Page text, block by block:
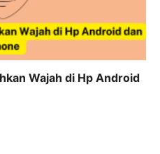
Wajah di Hp Android